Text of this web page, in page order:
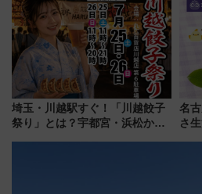
日本初の鉄道デザイン
募
埼玉・川越駅すぐ！「川越餃子
祭り」とは？宇都宮・浜松から
名
さ